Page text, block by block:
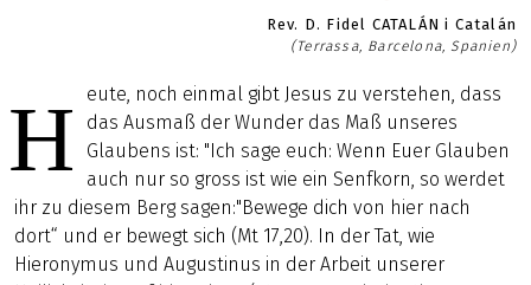
Rev. D. Fidel CATALÁN i Catalán
(Terrassa, Barcelona, Spanien)
H
eute, noch einmal gibt Jesus zu verstehen, dass
das Ausmaß der Wunder das Maß unseres
Glaubens ist: "Ich sage euch: Wenn Euer Glauben
auch nur so gross ist wie ein Senfkorn, so werdet
ihr zu diesem Berg sagen:"Bewege dich von hier nach
dort“ und er bewegt sich (Mt 17,20). In der Tat, wie
Hieronymus und Augustinus in der Arbeit unserer